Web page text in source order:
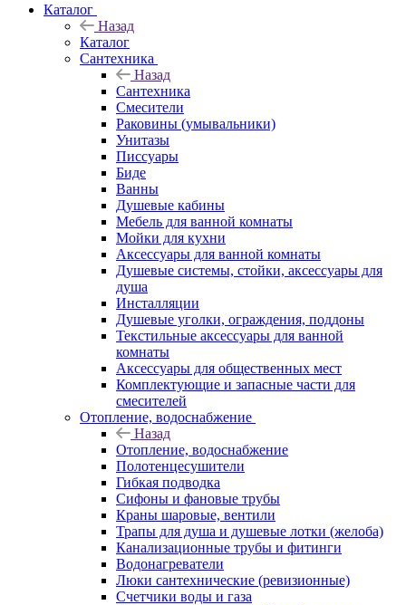
Каталог
Назад
Каталог
Сантехника
Назад
Сантехника
Смесители
Раковины (умывальники)
Унитазы
Писсуары
Биде
Ванны
Душевые кабины
Мебель для ванной комнаты
Мойки для кухни
Аксессуары для ванной комнаты
Душевые системы, стойки, аксессуары для
душа
Инсталляции
Душевые уголки, ограждения, поддоны
Текстильные аксессуары для ванной
комнаты
Аксессуары для общественных мест
Комплектующие и запасные части для
смесителей
Отопление, водоснабжение
Назад
Отопление, водоснабжение
Полотенцесушители
Гибкая подводка
Сифоны и фановые трубы
Краны шаровые, вентили
Трапы для душа и душевые лотки (желоба)
Канализационные трубы и фитинги
Водонагреватели
Люки сантехнические (ревизионные)
Счетчики воды и газа